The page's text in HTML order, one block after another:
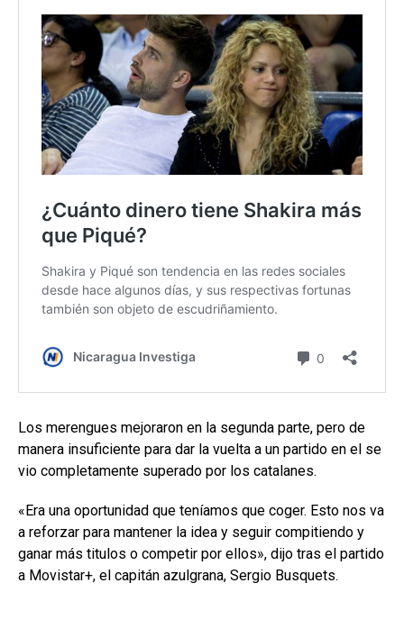
Los merengues mejoraron en la segunda parte, pero de
manera insuficiente para dar la vuelta a un partido en el se
vio completamente superado por los catalanes.
«Era una oportunidad que teníamos que coger. Esto nos va
a reforzar para mantener la idea y seguir compitiendo y
ganar más titulos o competir por ellos», dijo tras el partido
a Movistar+, el capitán azulgrana, Sergio Busquets.